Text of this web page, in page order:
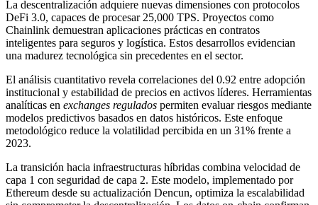
La descentralización adquiere nuevas dimensiones con protocolos
DeFi 3.0, capaces de procesar 25,000 TPS. Proyectos como
Chainlink demuestran aplicaciones prácticas en contratos
inteligentes para seguros y logística. Estos desarrollos evidencian
una madurez tecnológica sin precedentes en el sector.
El análisis cuantitativo revela correlaciones del 0.92 entre adopción
institucional y estabilidad de precios en activos líderes. Herramientas
analíticas en exchanges regulados permiten evaluar riesgos mediante
modelos predictivos basados en datos históricos. Este enfoque
metodológico reduce la volatilidad percibida en un 31% frente a
2023.
La transición hacia infraestructuras híbridas combina velocidad de
capa 1 con seguridad de capa 2. Este modelo, implementado por
Ethereum desde su actualización Dencun, optimiza la escalabilidad